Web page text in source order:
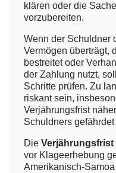
klären oder die
vorzubereiten.
Wenn der Schuldner
Vermögen überträgt,
bestreitet oder
der Zahlung nutzt,
Schritte prüfen. Zu
riskant sein,
Verjährungsfrist
Schuldners gefährdet
Die Verjährungsfrist
vor Klageerhebung
Amerikanisch-